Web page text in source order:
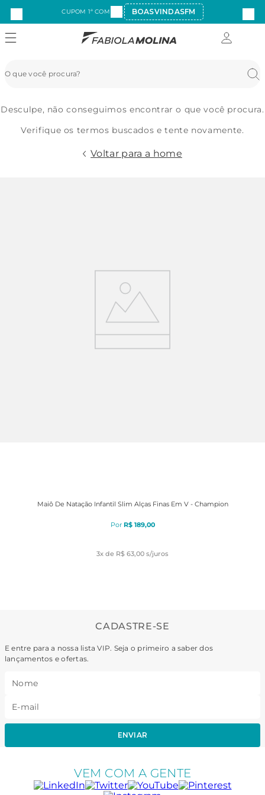
CUPOM 1ª COMPRA: BOASVINDASFM
Desculpe, não conseguimos encontrar o que você procura.
Verifique os termos buscados e tente novamente.
Voltar para a home
Maiô De Natação Infantil Slim Alças Finas Em V - Champion
R$ 189,00
3x de R$ 63,00 s/juros
CADASTRE-SE
E entre para a nossa lista VIP. Seja o primeiro a saber dos
lançamentos e ofertas.
ENVIAR
VEM COM A GENTE